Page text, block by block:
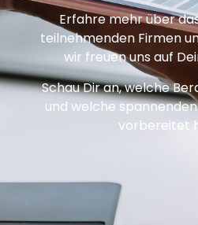
Erfahre mehr über
teilnehmenden Firmen
wir freuen uns auf
Schau Dir an, welche
und welche
vorbereitet